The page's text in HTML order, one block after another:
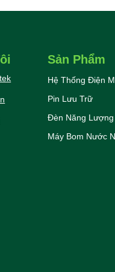
Sản Phẩm
Hệ Thống Điện
Pin Lưu Trữ
Đèn Năng
Máy Bom Nước